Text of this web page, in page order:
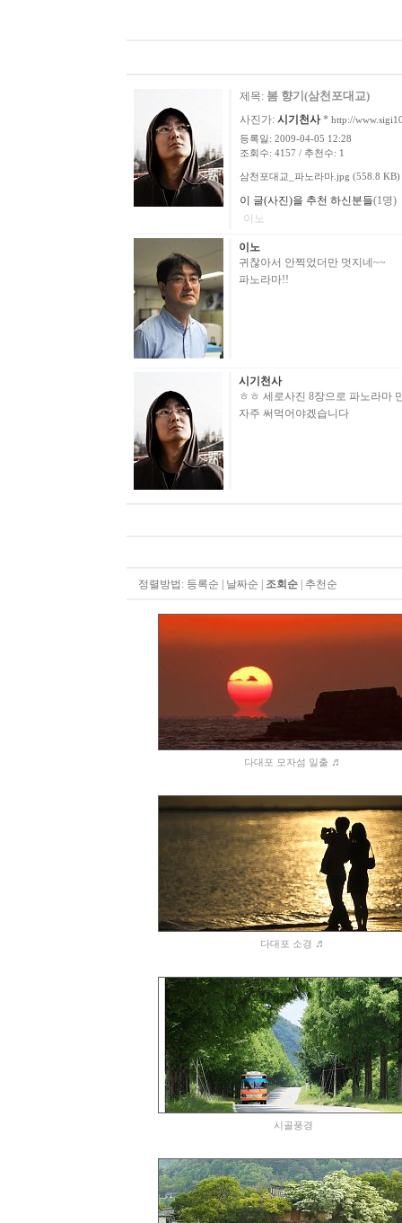
제목: 봄 향기(삼천포대교)
사진가: 시기천사* http://
등록일: 2009-04-05 12:28
조회수: 4157 / 추천수: 1
삼천포대교_파노라마.jpg (558.8 KB)
이 글(사진)을 추천 하신분들(1명)
이노
이노
귀찮아서 안찍었더만 멋지네~~
파노라마!!
시기천사
ㅎㅎ 세로사진 8장으로 파노라마
자주 써먹어야겠습니다
정렬방법: 등록순 날짜순 조회순| 추천순
다대포 모자섬 일출 ♬
다대포 소경 ♬
시골풍경